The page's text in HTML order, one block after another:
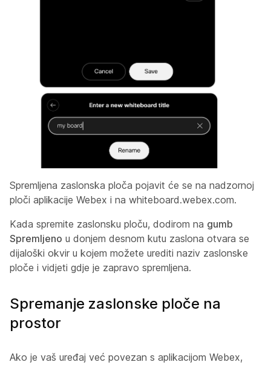
Spremljena zaslonska ploča pojavit će se na nadzornoj
ploči aplikacije Webex i na whiteboard.webex.com.
Kada spremite zaslonsku ploču, dodirom na gumb
Spremljeno u donjem desnom kutu zaslona otvara se
dijaloški okvir u kojem možete urediti naziv zaslonske
ploče i vidjeti gdje je zapravo spremljena.
Spremanje zaslonske ploče na
prostor
Ako je vaš uređaj već povezan s aplikacijom Webex,